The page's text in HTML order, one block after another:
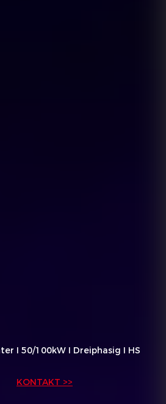
I 50/100kW I Dreiphasig I HS
KONTAKT >>